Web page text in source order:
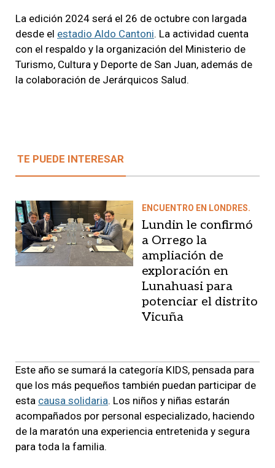
La edición 2024 será el 26 de octubre con largada
desde el estadio Aldo Cantoni. La actividad cuenta
con el respaldo y la organización del Ministerio de
Turismo, Cultura y Deporte de San Juan, además de
la colaboración de Jerárquicos Salud.
TE PUEDE INTERESAR
ENCUENTRO EN LONDRES.
Lundin le confirmó
a Orrego la
ampliación de
exploración en
Lunahuasi para
potenciar el distrito
Vicuña
Este año se sumará la categoría KIDS, pensada para
que los más pequeños también puedan participar de
esta causa solidaria. Los niños y niñas estarán
acompañados por personal especializado, haciendo
de la maratón una experiencia entretenida y segura
para toda la familia.